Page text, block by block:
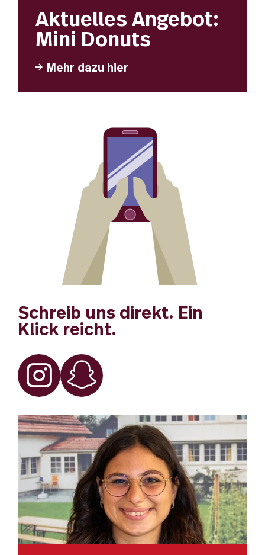
Aktuelles Angebot:
Mini Donuts
Mehr dazu hier
Schreib uns direkt. Ein
Klick reicht.
Instagram
Snapchat